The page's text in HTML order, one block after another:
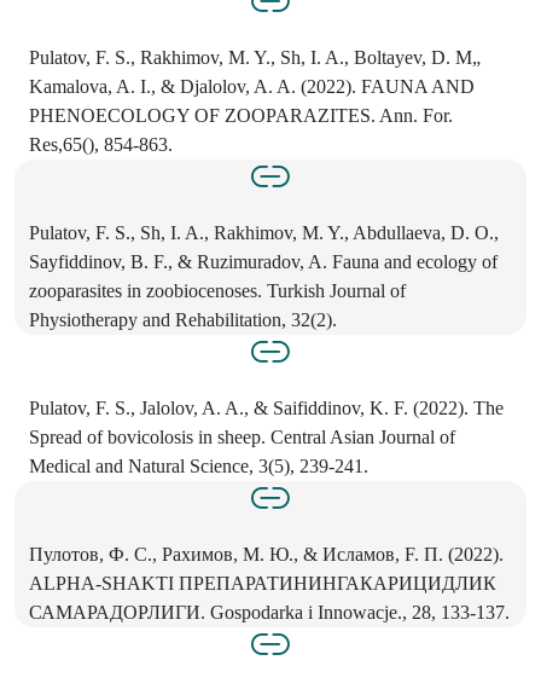
Pulatov, F. S., Rakhimov, M. Y., Sh, I. A., Boltayev, D. M„
Kamalova, A. I., & Djalolov, A. A. (2022). FAUNA AND
PHENOECOLOGY OF ZOOPARAZITES. Ann. For.
Res,65(), 854-863.
Pulatov, F. S., Sh, I. A., Rakhimov, M. Y., Abdullaeva, D. O.,
Sayfiddinov, B. F., & Ruzimuradov, A. Fauna and ecology of
zooparasites in zoobiocenoses. Turkish Journal of
Physiotherapy and Rehabilitation, 32(2).
Pulatov, F. S., Jalolov, A. A., & Saifiddinov, K. F. (2022). The
Spread of bovicolosis in sheep. Central Asian Journal of
Medical and Natural Science, 3(5), 239-241.
Пулотов, Ф. С., Рахимов, M. Ю., & Исламов, F. П. (2022).
ALPHA-SHAKTI ПРЕПАРАТИНИНГАКАРИЦИДЛИК
САМАРАДОРЛИГИ. Gospodarka i Innowacje., 28, 133-137.